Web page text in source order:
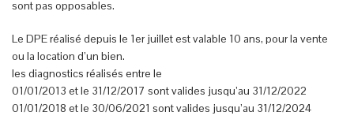
sont pas opposables.
Le DPE réalisé depuis le 1er juillet est valable 10 ans, pour la vente
ou la location d’un bien.
les diagnostics réalisés entre le
01/01/2013 et le 31/12/2017 sont valides jusqu’au 31/12/2022
01/01/2018 et le 30/06/2021 sont valides jusqu’au 31/12/2024